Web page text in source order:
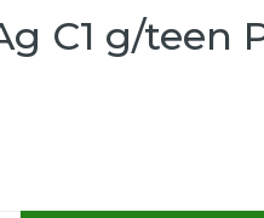
l
C1 g/teen